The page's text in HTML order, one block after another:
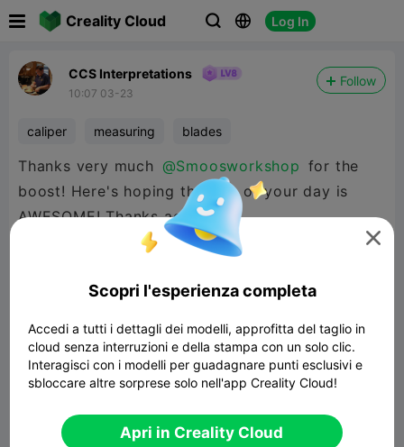
Creality Cloud   Log In
CCS Interpretations
10:07 03-23
Follow
caliper measuring blades
Thanks very much @Smoosworkshop for the
boost! Here's hoping the rest of your day is
AWESOME! Thanks again.

Scopri l'esperienza completa
Accedi a tutti i dettagli dei modelli, approfitta del taglio in
cloud senza interruzioni e della stampa con un solo clic.
Interagisci con i modelli per guadagnare punti esclusivi e
sbloccare altre sorprese solo nell'app Creality Cloud!
Apri in Creality Cloud